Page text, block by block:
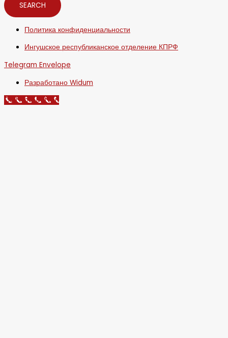
SEARCH
Политика конфиденциальности
Ингушское республиканское отделение КПРФ
Telegram Envelope
Разработано Widum
Call Now Button